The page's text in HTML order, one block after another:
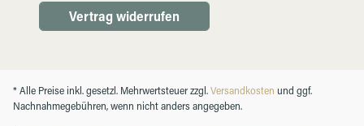
Vertrag widerrufen
* Alle Preise inkl. gesetzl. Mehrwertsteuer zzgl.Versandkosten und ggf.
Nachnahmegebühren, wenn nicht anders angegeben.